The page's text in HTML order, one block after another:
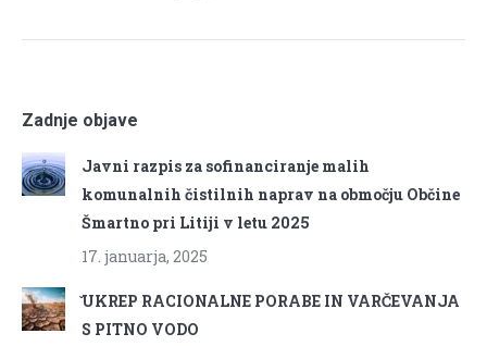
Zadnje objave
Javni razpis za sofinanciranje malih
komunalnih čistilnih naprav na območju Občine
Šmartno pri Litiji v letu 2025
17. januarja, 2025
̌UKREP RACIONALNE PORABE IN VARČEVANJA
S PITNO VODO